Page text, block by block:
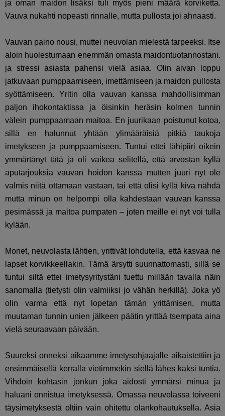
ja oman maidon lisäksi tuli myös pieni määrä korviketta.
Vauva nukahti nopeasti rinnalle, mutta pullosta joi ahnaasti.
Vauvan paino nousi, muttei neuvolan mielestä tarpeeksi. Itse
aloin huolestumaan enemmän omasta maidontuotannostani.
ja stressi asiasta pahensi vielä asiaa. Olin aivan loppu
jatkuvaan pumppaamiseen, imettämiseen ja maidon pullosta
syöttämiseen. Yritin olla vauvan kanssa mahdollisimman
paljon ihokontaktissa ja öisinkin heräsin kolmen tunnin
välein pumppaamaan maitoa. En juurikaan poistunut kotoa,
sillä en halunnut yhtään ylimääräisiä pitkiä taukoja
imetykseen ja pumppaamiseen. Tuntui ettei lähipiiri oikein
ymmärtänyt tätä ja oli vaikea selitellä, että arvostan kyllä
aputarjouksia vauvan hoidon kanssa mutten juuri nyt ole
valmis niitä ottamaan vastaan, tai että olisi kyllä kiva nähdä
mutta minun on helpompi olla kahdestaan vauvan kanssa
pesimässä ja maitoa pumpaten – joten meille ei nyt voi tulla
kylään.
Monet, neuvolasta lähtien, yrittivät lohdutella, että kasvaa ne
lapset korvikkeellakin. Tämä ärsytti suunnattomasti, sillä se
tuntui siltä ettei imetysyritystäni tuettu millään tavalla näin
sanomalla (tietysti olin valmiiksi jo vähän herkillä). Joka yö
olin varma että nyt lopetan tämän yrittämisen, mutta
muutaman tunnin unien jälkeen päätin yrittää tsempata aina
vielä seuraavaan päivään.
Suureksi onneksi aikaamme imetysohjaajalle aikaistettiin ja
ensimmäisellä kerralla vietimmekin siellä lähes kaksi tuntia.
Vihdoin kohtasin jonkun joka aidosti ymmärsi minua ja
haluani onnistua imetyksessä. Omassa neuvolassa toiveeni
täysimetyksestä oltiin vain ohitettu olankohautuksella. Asia